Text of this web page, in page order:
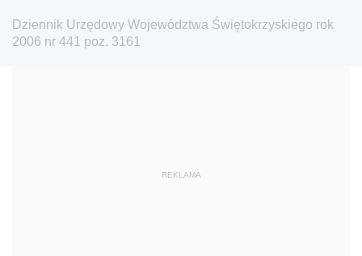
Sportu
Dziennik Urzędowy Ministra Edukacji i Nauki
Dziennik Urzędowy Województwa Świętokrzyskiego rok
2006 nr 441 poz. 3161
REKLAMA